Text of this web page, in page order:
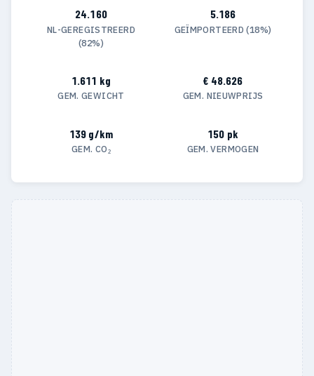
24.160
NL-GEREGISTREERD
(82%)
5.186
GEÏMPORTEERD (18%)
1.611 kg
GEM. GEWICHT
€ 48.626
GEM. NIEUWPRIJS
139 g/km
GEM. CO₂
150 pk
GEM. VERMOGEN